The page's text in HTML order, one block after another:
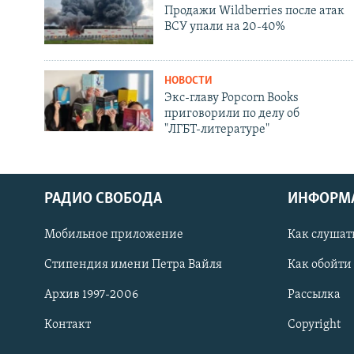
СОЦИАЛЬНЫЕ СЕТИ
Продажи Wildberries после атак
ВСУ упали на 20-40%
НОВОСТИ
Экс-главу Popcorn Books
приговорили по делу об
"ЛГБТ‑литературе"
РАДИО СВОБОДА
Мобильное приложение
Стипендия имени Петра Вайля
Архив 1997-2006
Контакт
Как
Как
Рассылка
Copyright